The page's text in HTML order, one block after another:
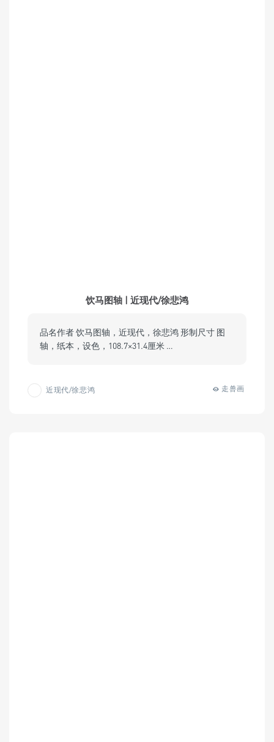
饮马图轴 | 近现代/徐悲鸿
品名作者 饮马图轴，近现代，徐悲鸿 形制尺寸 图
轴，纸本，设色，108.7×31.4厘米 …
近现代/徐悲鸿 走兽画